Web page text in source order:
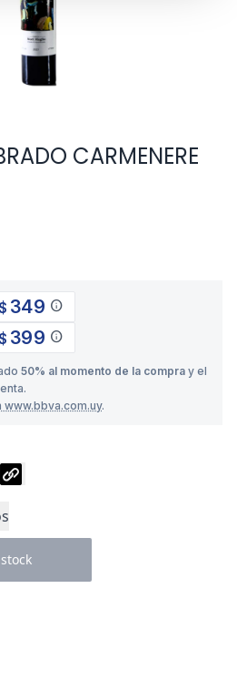
CARMENERE
349 info
399 info
50% al momento de la compra y el
.